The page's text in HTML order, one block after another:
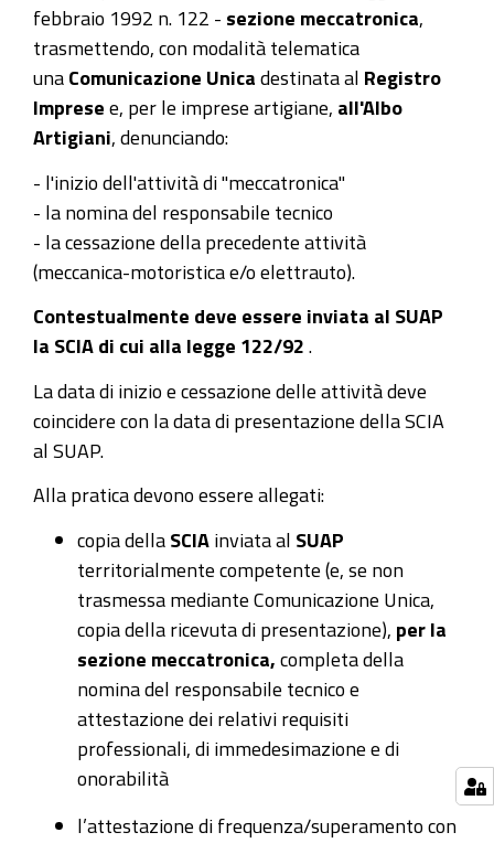
febbraio 1992 n. 122 - sezione meccatronica
trasmettendo, con modalità telematica
una Comunicazione Unica destinata al Registro
Imprese e, per le imprese artigiane, all'Albo
Artigiani denunciando:
- l'inizio dell'attività di "meccatronica"
- la nomina del responsabile tecnico
- la cessazione della precedente attività
(meccanica-motoristica e/o elettrauto).
Contestualmente deve essere inviata al SUAP
la SCIA di cui alla legge 122/92
La data di inizio e cessazione delle attività deve
coincidere con la data di presentazione della SCIA
al SUAP.
Alla pratica devono essere allegati:
copia della SCIA inviata al SUAP
territorialmente competente (e, se non
trasmessa mediante Comunicazione Unica,
copia della ricevuta di presentazione), per la
sezione meccatronica, completa della
nomina del responsabile tecnico e
attestazione dei relativi requisiti
professionali, di immedesimazione e di
onorabilità
l’attestazione di frequenza/superamento con